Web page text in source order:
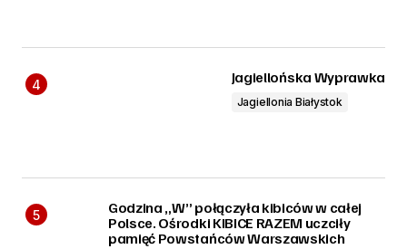
Jagiellońska Wyprawka
Jagiellonia Białystok
Godzina „W” połączyła kibiców w całej
Polsce. Ośrodki KIBICE RAZEM uczciły
pamięć Powstańców Warszawskich